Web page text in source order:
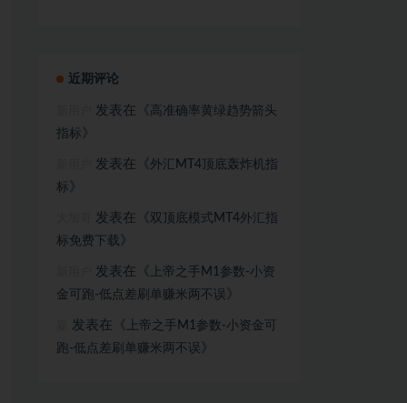
近期评论
发表在《 高准确率黄绿趋势箭头
指标 》
发表在《 外汇MT4顶底轰炸机指
标 》
发表在《 双顶底模式MT4外汇指
标免费下载 》
发表在《
上帝之手M1参数-小资
金可跑-低点差刷单赚米两不误 》
发表在《
上帝之手M1参数-小资金可
跑-低点差刷单赚米两不误 》